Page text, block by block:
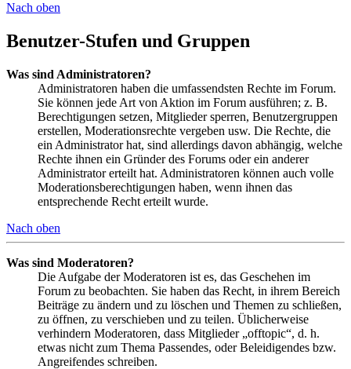
Nach oben
Benutzer-Stufen und Gruppen
Was sind Administratoren?
Administratoren haben die umfassendsten Rechte im Forum.
Sie können jede Art von Aktion im Forum ausführen; z. B.
Berechtigungen setzen, Mitglieder sperren, Benutzergruppen
erstellen, Moderationsrechte vergeben usw. Die Rechte, die
ein Administrator hat, sind allerdings davon abhängig, welche
Rechte ihnen ein Gründer des Forums oder ein anderer
Administrator erteilt hat. Administratoren können auch volle
Moderationsberechtigungen haben, wenn ihnen das
entsprechende Recht erteilt wurde.
Nach oben
Was sind Moderatoren?
Die Aufgabe der Moderatoren ist es, das Geschehen im
Forum zu beobachten. Sie haben das Recht, in ihrem Bereich
Beiträge zu ändern und zu löschen und Themen zu schließen,
zu öffnen, zu verschieben und zu teilen. Üblicherweise
verhindern Moderatoren, dass Mitglieder „offtopic“, d. h.
etwas nicht zum Thema Passendes, oder Beleidigendes bzw.
Angreifendes schreiben.